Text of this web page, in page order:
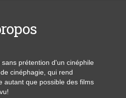
sans prétention d'un cinéphile
cinéphagie, qui rend
autant que possible des films